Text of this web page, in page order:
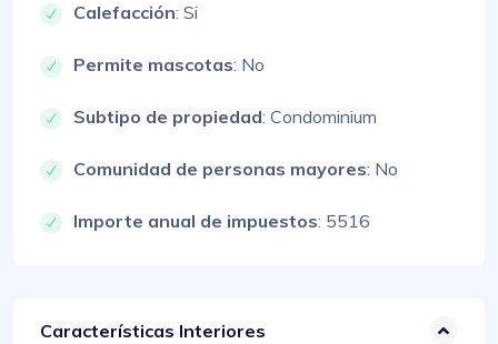
Calefacción: Si
Permite mascotas: No
Subtipo de propiedad: Condominium
Comunidad de personas mayores: No
Importe anual de impuestos: 5516
Características Interiores